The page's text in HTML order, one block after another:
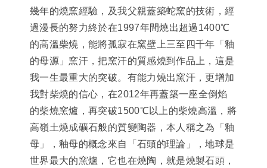
幾年的燒窯經驗，及我父親蓋築蛇窯的技術，經
過漫長的努力終於在1997年間燒出超過1400℃
的高溫柴燒，能將孤寂在窯壁上三至四千年「釉
的母源」窯汗，把窯汗的質感燒到作品上，這是
我一生最重大的突破。有能力燒出窯汗，更增加
我對柴燒的信心，在2012年再蓋築一座全倒焰
的柴燒窯爐，再突破1500℃以上的柴燒高溫，將
高嶺土燒成礦石般的質變陶器，本人稱之為「釉
母」，釉母的概念來自「石頭的理論」，地球是
世界最大的窯爐，它也在燒陶，就是燒製石頭，